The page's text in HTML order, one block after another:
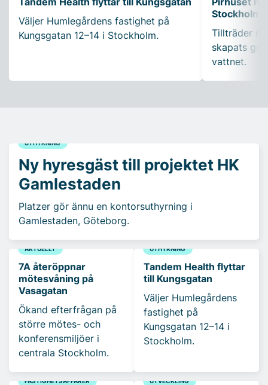
Väljer Humlegårdens fastighet på
Kungsgatan 12–14 i Stockholm.
Tillträder
skapats
vattnet.
UTHYRNING
Ny hyresgäst till projektet HK
Gamlestaden
Platzer gör ännu en kontorsuthyrning i
Gamlestaden, Göteborg.
AKTUELLT
7A återöppnar
mötesvåning på
Vasagatan
Ökand efterfrågan på
större mötes- och
konferensmiljöer i
centrala Stockholm.
UTHYRNING
Tandem Health flyttar
till Kungsgatan
Väljer Humlegårdens
fastighet på
Kungsgatan 12–14 i
Stockholm.
FASTIGHETSAFFÄRER UTVECKLING